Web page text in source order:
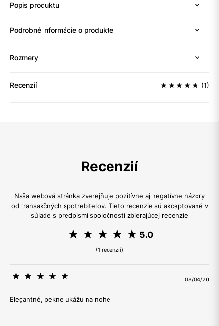
Popis produktu
Podrobné informácie o produkte
Rozmery
Recenzií (1)
Recenzií
Naša webová stránka zverejňuje pozitívne aj negatívne názory
od transakčných spotrebiteľov. Tieto recenzie sú akceptované v
súlade s predpismi spoločnosti zbierajúcej recenzie
5.0
(1 recenzií)
08/04/26
Elegantné, pekne ukážu na nohe